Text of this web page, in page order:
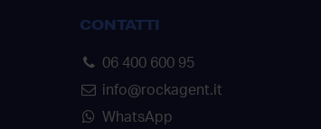
CONTATTI
06 400 600 95
info@rockagent.it
WhatsApp